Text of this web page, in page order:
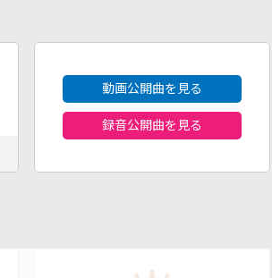
動画公開曲を見る
録音公開曲を見る